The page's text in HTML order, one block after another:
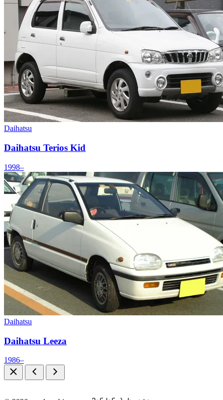
Daihatsu
Daihatsu Terios Kid
1998–
Daihatsu
Daihatsu Leeza
1986–